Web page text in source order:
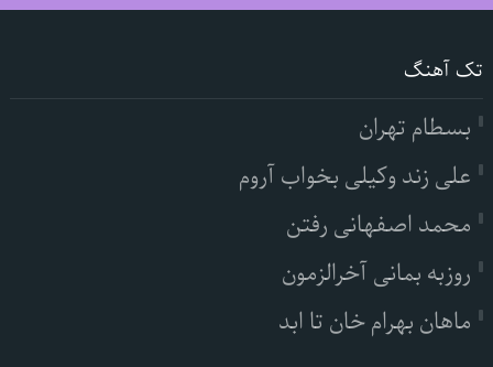
تک آهنگ
بسطام تهران
علی زند وکیلی بخواب آروم
محمد اصفهانی رفتن
روزبه بمانی آخرالزمون
ماهان بهرام خان تا ابد